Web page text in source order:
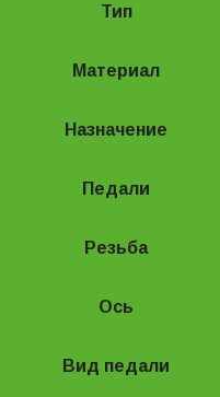
Тип
Материал
Назначение
Педали
Резьба
Ось
Вид педали